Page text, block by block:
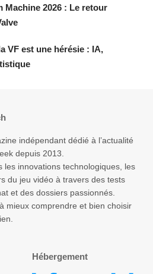
Machine 2026 : Le retour
VF est une hérésie : IA,
indépendant dédié à l’actualité
depuis 2013.
les innovations technologiques, les
du jeu vidéo à travers des tests
et des dossiers passionnés.
mieux comprendre et bien choisir
Hébergement